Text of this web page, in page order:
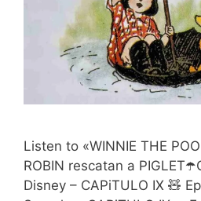
Listen to «WINNIE THE
ROBIN rescatan a
Disney – CAPiTULO IX 🧸